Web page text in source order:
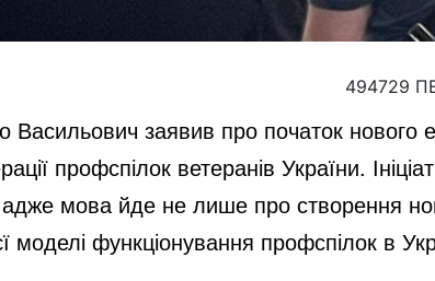
494729
заявив про початок нового
профспілок ветеранів України.
мова йде не лише про створення
функціонування профспілок в